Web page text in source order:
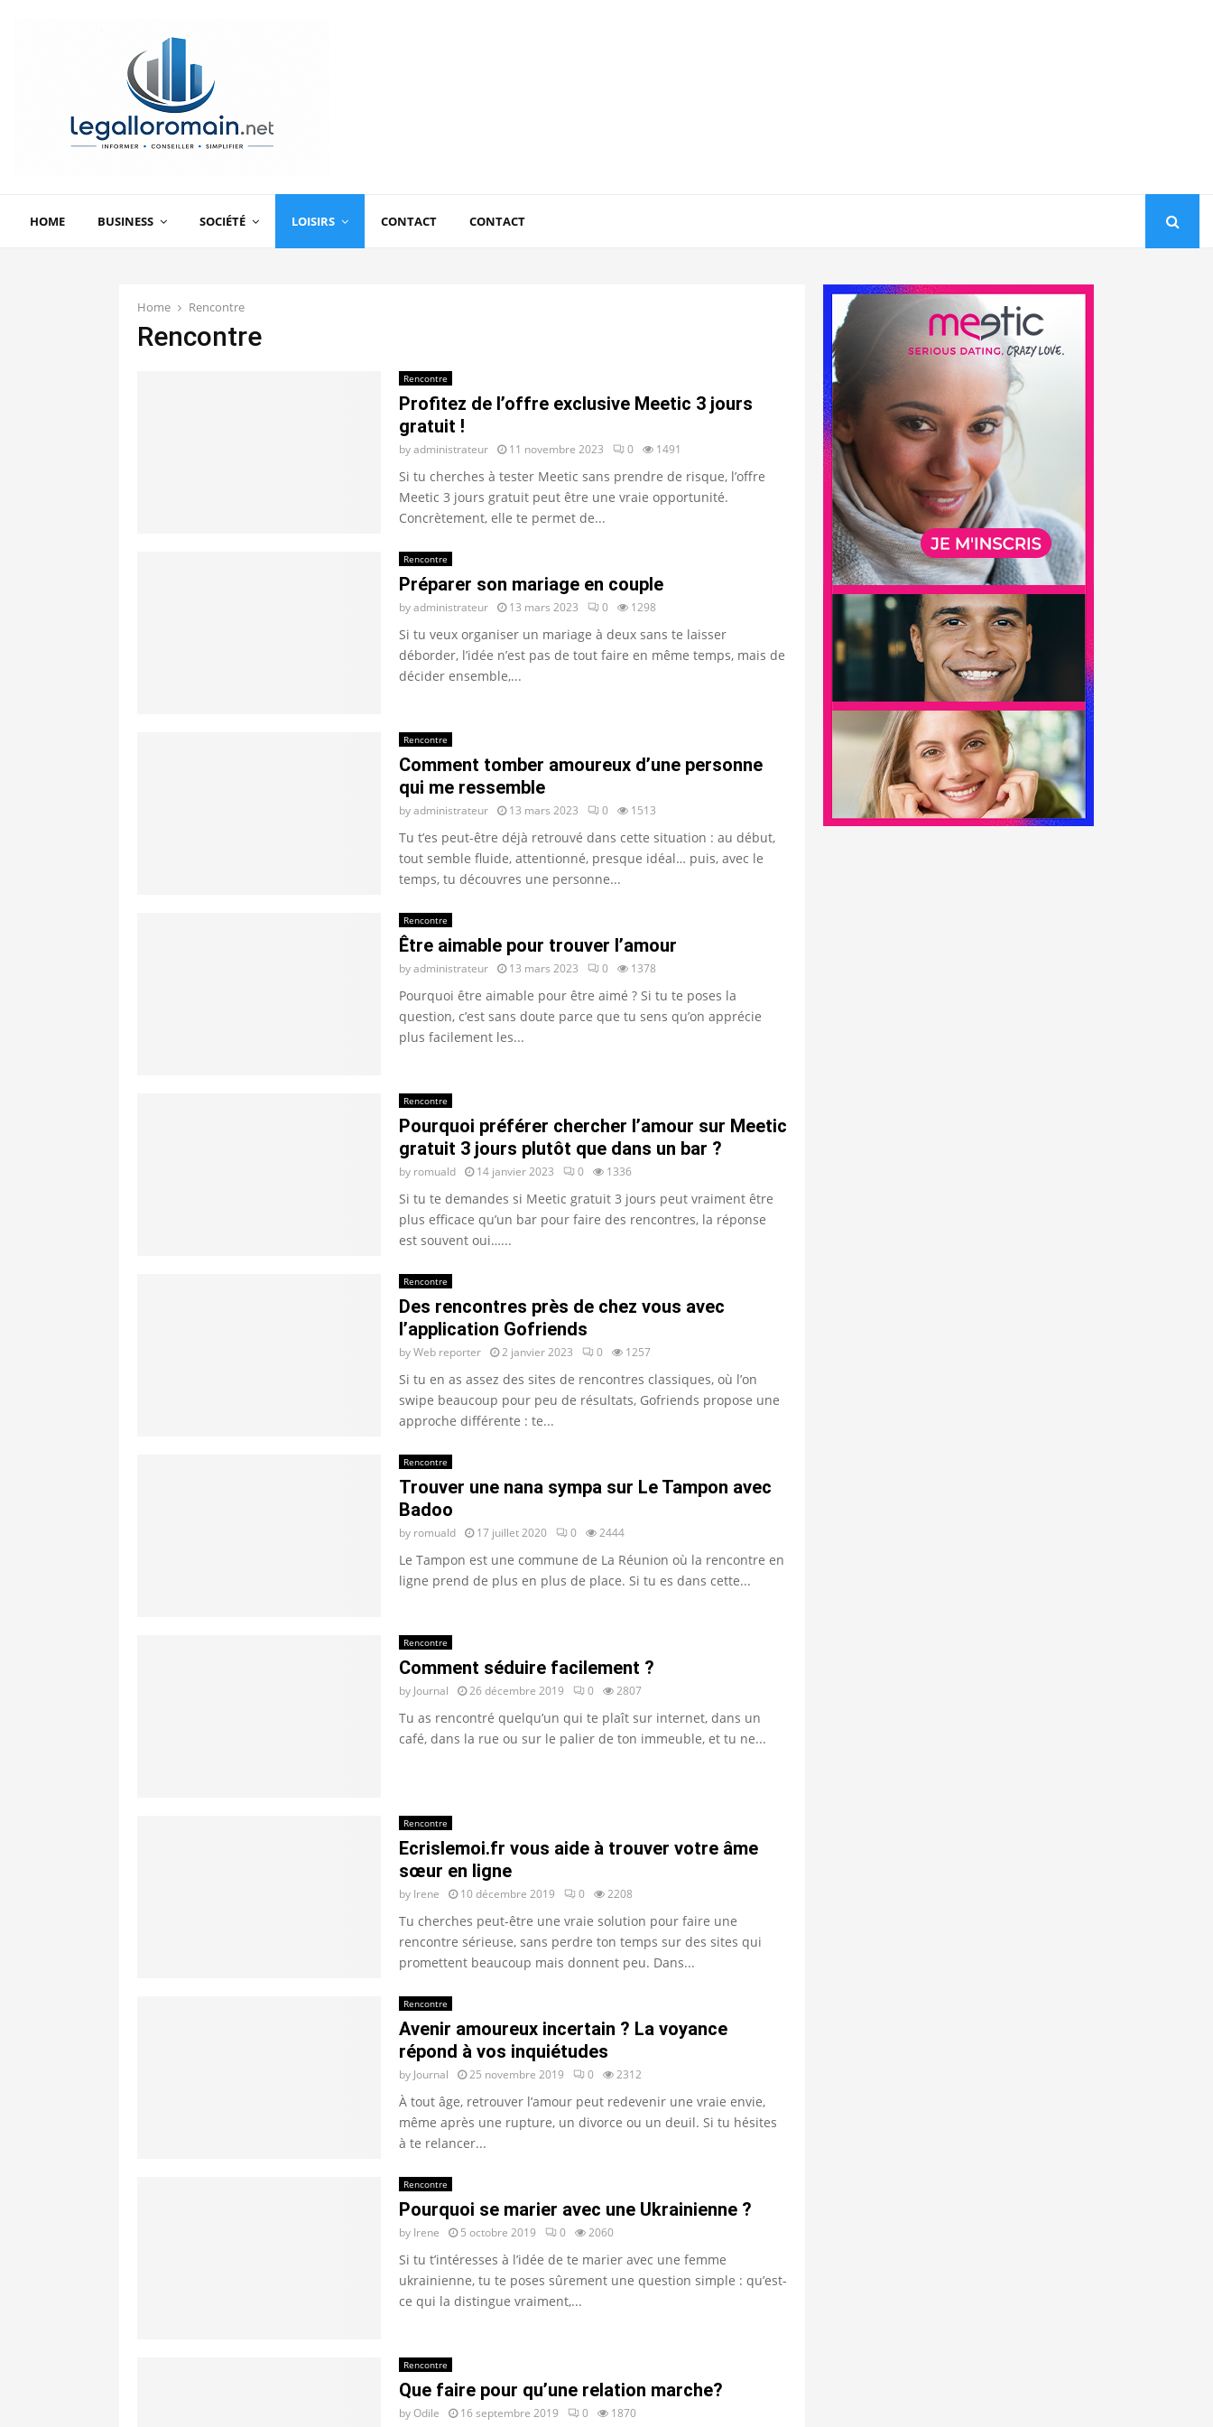
HOME BUSINESS SOCIÉTÉ LOISIRS CONTACT CONTACT
Home Rencontre
Rencontre
Rencontre
Profitez de l’offre exclusive Meetic 3 jours
gratuit !
byadministrateur 11 novembre 2023 0 1491
Si tu cherches à tester Meetic sans prendre de risque, l’offre
Meetic 3 jours gratuit peut être une vraie opportunité.
Concrètement, elle te permet de...
Rencontre
Préparer son mariage en couple
byadministrateur 13 mars 2023 0 1298
Si tu veux organiser un mariage à deux sans te laisser
déborder, l’idée n’est pas de tout faire en même temps, mais de
décider ensemble,...
Rencontre
Comment tomber amoureux d’une personne
qui me ressemble
byadministrateur 13 mars 2023 0 1513
Tu t’es peut-être déjà retrouvé dans cette situation : au début,
tout semble fluide, attentionné, presque idéal… puis, avec le
temps, tu découvres une personne...
Rencontre
Être aimable pour trouver l’amour
byadministrateur 13 mars 2023 0 1378
Pourquoi être aimable pour être aimé ? Si tu te poses la
question, c’est sans doute parce que tu sens qu’on apprécie
plus facilement les...
Rencontre
Pourquoi préférer chercher l’amour sur Meetic
gratuit 3 jours plutôt que dans un bar ?
by romuald 14 janvier 2023 0 1336
Si tu te demandes si Meetic gratuit 3 jours peut vraiment être
plus efficace qu’un bar pour faire des rencontres, la réponse
est souvent oui…...
Rencontre
Des rencontres près de chez vous avec
l’application Gofriends
byWeb reporter 2 janvier 2023 0 1257
Si tu en as assez des sites de rencontres classiques, où l’on
swipe beaucoup pour peu de résultats, Gofriends propose une
approche différente : te...
Rencontre
Trouver une nana sympa sur Le Tampon avec
Badoo
by romuald 17 juillet 2020 0 2444
Le Tampon est une commune de La Réunion où la rencontre en
ligne prend de plus en plus de place. Si tu es dans cette...
Rencontre
Comment séduire facilement ?
by Journal 26 décembre 2019 0 2807
Tu as rencontré quelqu’un qui te plaît sur internet, dans un
café, dans la rue ou sur le palier de ton immeuble, et tu ne...
Rencontre
Ecrislemoi.fr vous aide à trouver votre âme
sœur en ligne
by Irene 10 décembre 2019 0 2208
Tu cherches peut-être une vraie solution pour faire une
rencontre sérieuse, sans perdre ton temps sur des sites qui
promettent beaucoup mais donnent peu. Dans...
Rencontre
Avenir amoureux incertain ? La voyance
répond à vos inquiétudes
by Journal 25 novembre 2019 0 2312
À tout âge, retrouver l’amour peut redevenir une vraie envie,
même après une rupture, un divorce ou un deuil. Si tu hésites
à te relancer...
Rencontre
Pourquoi se marier avec une Ukrainienne ?
by Irene 5 octobre 2019 0 2060
Si tu t’intéresses à l’idée de te marier avec une femme
ukrainienne, tu te poses sûrement une question simple : qu’est-
ce qui la distingue vraiment,...
Rencontre
Que faire pour qu’une relation marche?
byOdile 16 septembre 2019 0 1870